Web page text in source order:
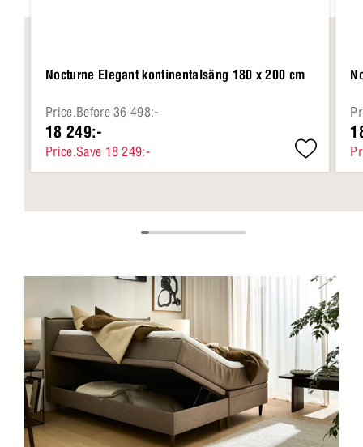
Nocturne Elegant kontinentalsäng 180 x 200 cm
Price.Before 36 498:-
18 249:-
Price.Save 18 249:-